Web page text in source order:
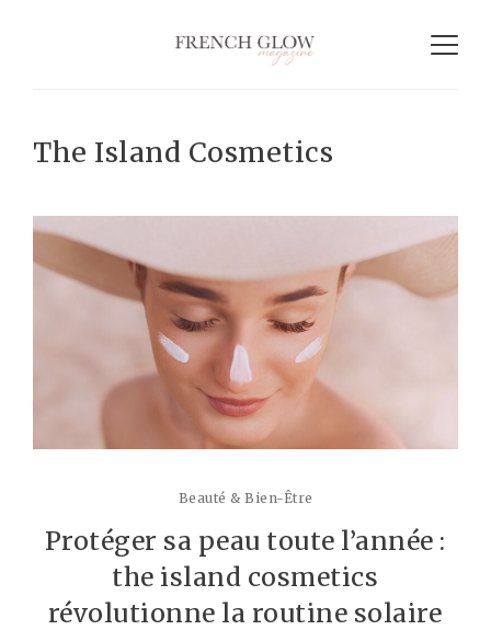
The Island Cosmetics
Beauté & Bien-Être
Protéger sa peau toute l’année :
the island cosmetics
révolutionne la routine solaire